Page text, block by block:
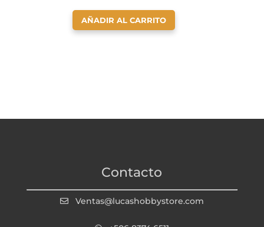
AÑADIR AL CARRITO
Contacto
Ventas@lucashobbystore.com